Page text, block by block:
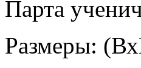
Парта
Размеры: